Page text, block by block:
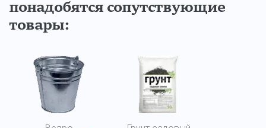
понадобятся сопутствующие
товары: